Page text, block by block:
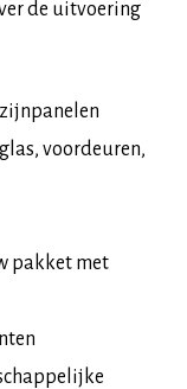
de uitvoering
voordeuren,
pakket met